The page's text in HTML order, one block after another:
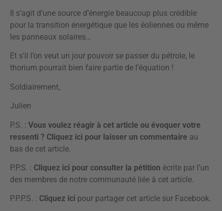
Il s’agit d’une source d’énergie beaucoup plus crédible
pour la transition énergétique que les éoliennes ou même
les panneaux solaires…
Et s’il l’on veut un jour pouvoir se passer du pétrole, le
thorium pourrait bien faire partie de l’équation !
Soldiairement,
Julien
P.S. : Vous voulez réagir à cet article ou évoquer votre
ressenti ? Cliquez ici pour laisser un commentaire au
bas de cet article.
P.P.S. : Cliquez ici pour consulter la pétition écrite par l’un
des membres de notre communauté liée à cet article.
P.P.P.S. : Cliquez ici pour partager cet article sur Facebook.